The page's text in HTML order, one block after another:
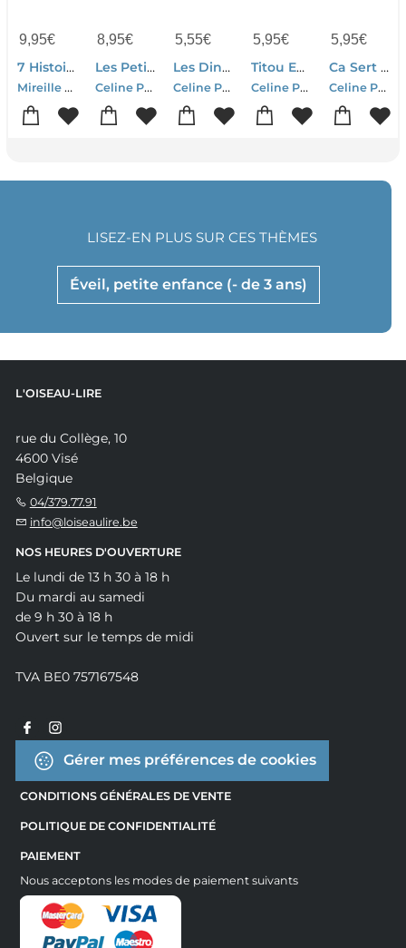
9,95€
7 Histoires Du Soir Pour Les Petits
Mireille Saver-Michel Piquemal-Celine Person-Anne Ferrier-Daniel Olivier-Pauline Drouin-Agnes Cathala
8,95€
Les Petits Amis Du Grand Chene : La Tempete De Neige
Celine Person
5,55€
Les Dinosaures
Celine Person-Camille Tisserand
5,95€
Titou Entre A L'ecole
Celine Person
5,95€
Ca Sert A Quoi ? : Un Bisou
Celine Person
Éveil, petite enfance (- de 3 ans)
LISEZ-EN PLUS SUR CES THÈMES
L'OISEAU-LIRE
rue du Collège, 10
4600 Visé
Belgique
04/379.77.91
info@loiseaulire.be
NOS HEURES D'OUVERTURE
Le lundi de 13 h 30 à 18 h
Du mardi au samedi
de 9 h 30 à 18 h
Ouvert sur le temps de midi
TVA BE0 757167548
Gérer mes préférences de cookies
CONDITIONS GÉNÉRALES DE VENTE
POLITIQUE DE CONFIDENTIALITÉ
PAIEMENT
Nous acceptons les modes de paiement suivants